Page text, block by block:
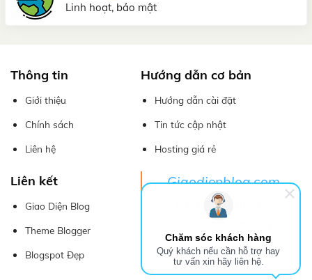
Linh hoạt, bảo mật
Thông tin
Giới thiệu
Chính sách
Liên hệ
Hướng dẫn cơ bản
Hướng dẫn cài đặt
Tin tức cập nhật
Hosting giá rẻ
Liên kết
Giao Diện Blog
Theme Blogger
Blogspot Đẹp
Giaodienblog.com
- Kho giao diện
Chăm sóc khách hàng
Quý khách nếu cần hỗ trợ hay
tư vấn xin hãy liên hệ.